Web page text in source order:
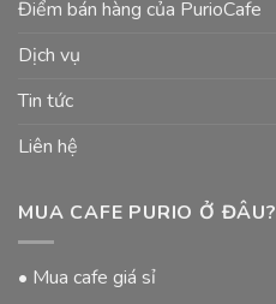
Điểm bán hàng của PurioCafe
Dịch vụ
Tin tức
Liên hệ
MUA CAFE PURIO Ở ĐÂU?
• Mua cafe giá sỉ